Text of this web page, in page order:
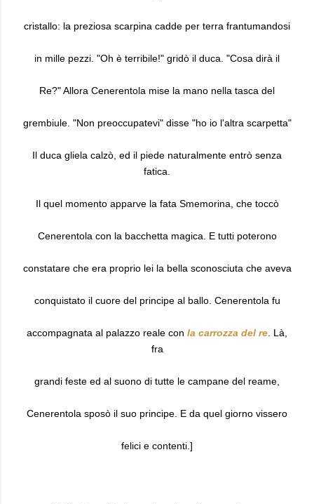
cristallo: la preziosa scarpina cadde per terra frantumandosi
in mille pezzi. "Oh è terribile!" gridò il duca. "Cosa dirà il
Re?" Allora Cenerentola mise la mano nella tasca del
grembiule. "Non preoccupatevi" disse "ho io l'altra scarpetta"
Il duca gliela calzò, ed il piede naturalmente entrò senza
fatica.
Il quel momento apparve la fata Smemorina, che toccò
Cenerentola con la bacchetta magica. E tutti poterono
constatare che era proprio lei la bella sconosciuta che aveva
conquistato il cuore del principe al ballo. Cenerentola fu
accompagnata al palazzo reale con la carrozza del re . Là,
fra
grandi feste ed al suono di tutte le campane del reame,
Cenerentola sposò il suo principe. E da quel giorno vissero
felici e contenti.]